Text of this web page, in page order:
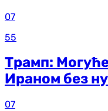
07
55
Трамп:
Ираном без
07